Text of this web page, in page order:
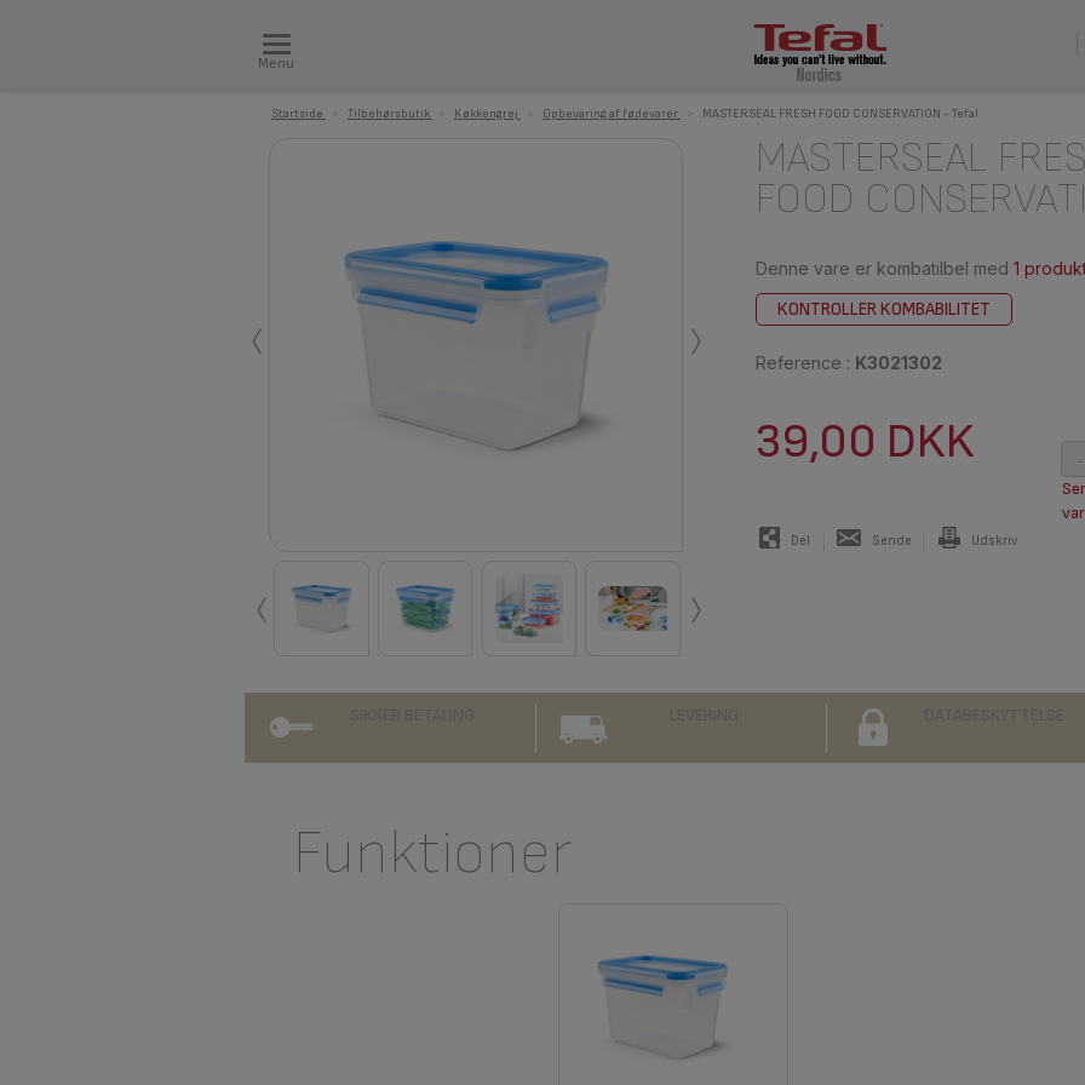
Menu
Startside Tilbehørsbutik Køkkengrej Opbevaring af fødevarer MASTERSEAL FRESH FOOD CONSERVATION - Tefal
‹ ›
‹ ›
MASTERSEAL
FOOD
Denne vare er kombatilbel med 1
KONTROLLER KOMBABILITET
Reference : K3021302
39,00 DKK -
Del Sende Udskriv
Funktioner